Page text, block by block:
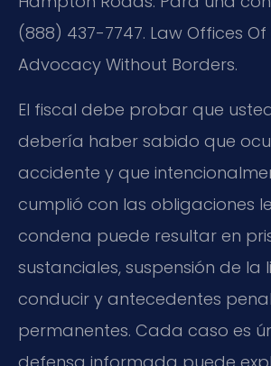
(888) 437-7747. Law Offices Of
Advocacy Without Borders.
El fiscal debe probar que
debería haber sabido que
accidente y que
cumplió con las obligaciones
condena puede resultar en
sustanciales, suspensión de la
conducir y antecedentes
permanentes. Cada caso es